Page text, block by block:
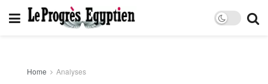
Home Analyses